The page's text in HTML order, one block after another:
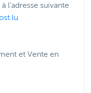
l'adresse suivante
et Vente en